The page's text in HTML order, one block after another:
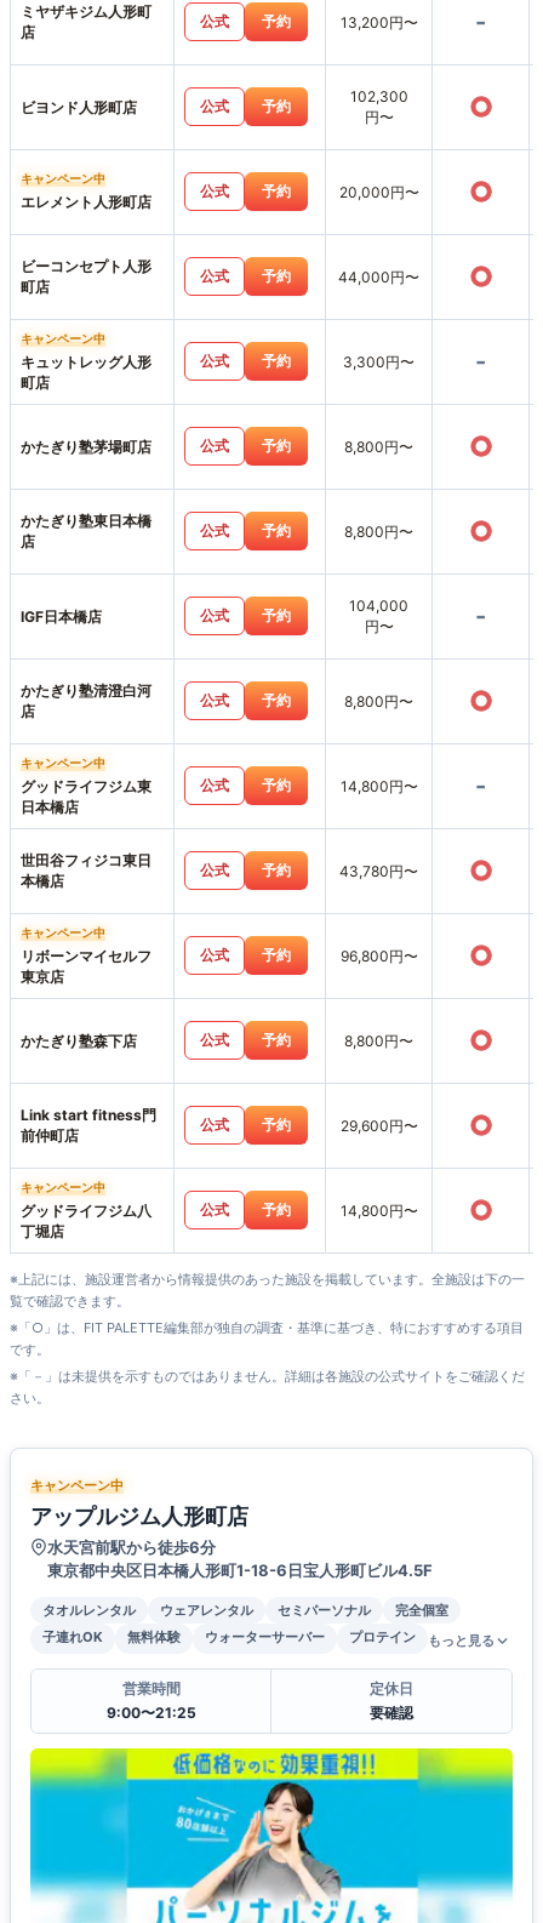
ミヤザキジム人形町
店
公式 予約 13,200円〜 -
ビヨンド人形町店 公式 予約
102,300
円〜
○
キャンペーン中
エレメント人形町店
公式 予約 20,000円〜 ○
ビーコンセプト人形
町店
公式 予約 44,000円〜 ○
キャンペーン中
キュットレッグ人形
町店
公式 予約 3,300円〜 -
かたぎり塾茅場町店 公式 予約 8,800円〜 ○
かたぎり塾東日本橋
店
公式 予約 8,800円〜 ○
IGF日本橋店 公式 予約
104,000
円〜
-
かたぎり塾清澄白河
店
公式 予約 8,800円〜 ○
キャンペーン中
グッドライフジム東
日本橋店
公式 予約 14,800円〜 -
世田谷フィジコ東日
本橋店
公式 予約 43,780円〜 ○
キャンペーン中
リボーンマイセルフ
東京店
公式 予約 96,800円〜 ○
かたぎり塾森下店 公式 予約 8,800円〜 ○
Link start fitness門
前仲町店
公式 予約 29,600円〜 ○
キャンペーン中
グッドライフジム八
丁堀店
公式 予約 14,800円〜 ○
※上記には、施設運営者から情報提供のあった施設を掲載しています。全施設は下の一
覧で確認できます。
※「○」は、FIT PALETTE編集部が独自の調査・基準に基づき、特におすすめする項目
です。
※「－」は未提供を示すものではありません。詳細は各施設の公式サイトをご確認くだ
さい。
キャンペーン中
アップルジム人形町店
水天宮前駅から徒歩6分
東京都中央区日本橋人形町1-18-6日宝人形町ビル4.5F
タオルレンタル ウェアレンタル セミパーソナル
完全個室
子連れOK
無料体験 ウォーターサーバー プロテイン もっと見る
営業時間
9:00〜21:25
定休日
要確認